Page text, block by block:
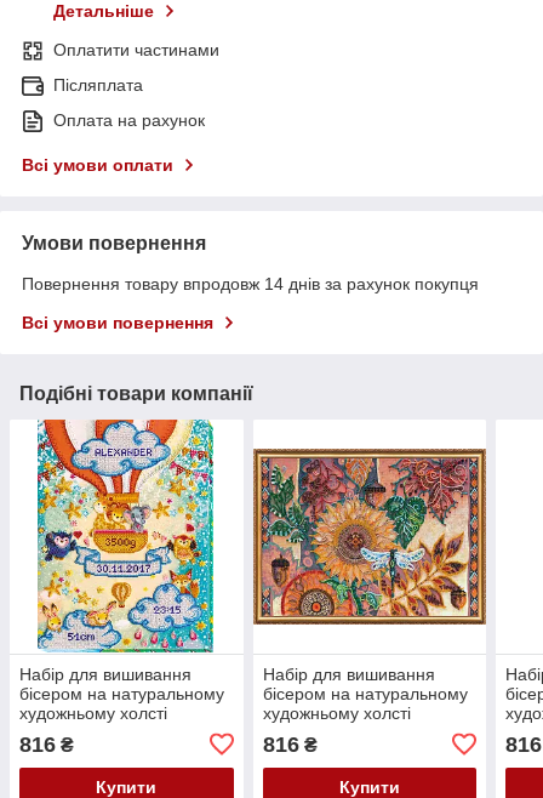
Детальніше
Оплатити частинами
Післяплата
Оплата на рахунок
Всі умови оплати
Умови повернення
Повернення товару впродовж 14 днів за рахунок покупця
Всі умови повернення
Подібні товари компанії
Набір для вишивання
бісером на натуральному
художньому холсті
"Метрика" Абрис Арт AB-
590
816 ₴
Купити
Набір для вишивання
бісером на натуральному
художньому холсті
"Листопад" Абрис Арт AB-
376
816₴
Купити
Арт
816